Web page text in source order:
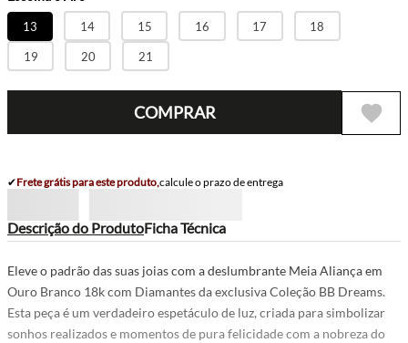
13 14 15 16 17 18
19 20 21
COMPRAR
✔Frete grátis para este produto,calcule o prazo de entrega
Descrição do ProdutoFicha Técnica
Eleve o padrão das suas joias com a deslumbrante Meia Aliança em
Ouro Branco 18k com Diamantes da exclusiva Coleção BB Dreams.
Esta peça é um verdadeiro espetáculo de luz, criada para simbolizar
sonhos realizados e momentos de pura felicidade com a nobreza do